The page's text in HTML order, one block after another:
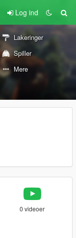
Log ind
Lakeringer
Spiller
Mere
0 videoer